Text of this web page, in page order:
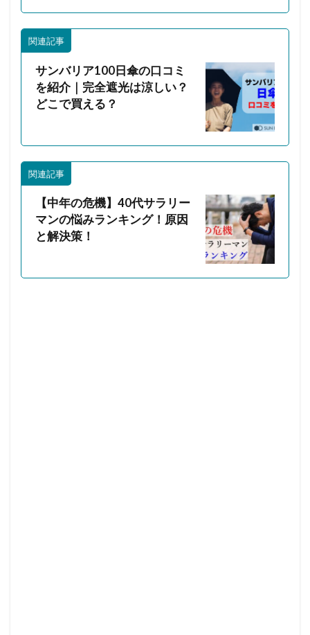
関連記事
サンバリア100日傘の口コミ
を紹介｜完全遮光は涼しい？
どこで買える？
関連記事
【中年の危機】40代サラリー
マンの悩みランキング！原因
と解決策！